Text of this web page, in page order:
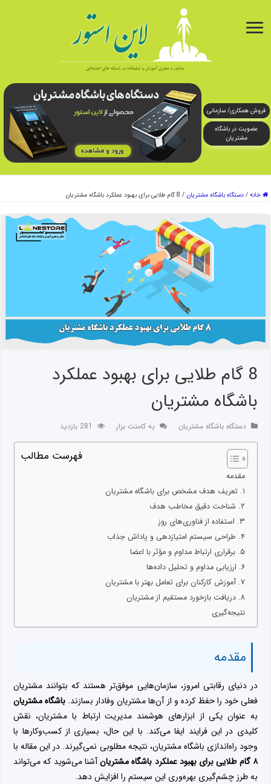
فروش همکاری/ سازمانی
عضویت در باشگاه
مشتریان
خانه / دستگاه باشگاه مشتریان / 8 گام طلایی برای بهبود عملکرد باشگاه مشتریان
8 گام طلایی برای بهبود عملکرد
باشگاه مشتریان
دستگاه باشگاه مشتریان یه کامنت بزار 281 بازدید
فهرست مطالب
مقدمه
۱. تعریف هدف مشخص برای باشگاه مشتریان
۲. شناخت دقیق مخاطب هدف
۳. استفاده از فناوری‌های روز
۴. طراحی سیستم امتیازدهی و پاداش جذاب
۵. برقراری ارتباط مداوم و مؤثر با اعضا
۶. ارزیابی مداوم و تحلیل داده‌ها
۷. آموزش کارکنان برای تعامل بهتر با مشتریان
۸. دریافت بازخورد مستقیم از مشتریان
نتیجه‌گیری
مقدمه
در دنیای رقابتی امروز، سازمان‌هایی موفق‌تر هستند که بتوانند مشتریان
فعلی خود را حفظ کرده و از آن‌ها مشتریان وفادار بسازند. باشگاه مشتریان
به عنوان یکی از ابزارهای هوشمند مدیریت ارتباط با مشتریان، نقش
کلیدی در این فرایند ایفا می‌کند. با این حال، بسیاری از کسب‌وکارها با
وجود راه‌اندازی باشگاه مشتریان، نتیجه مطلوبی نمی‌گیرند. در این مقاله با
۸ گام طلایی برای بهبود عملکرد باشگاه مشتریان
آشنا می‌شوید که می‌تواند
به طرز چشم‌گیری بهره‌وری این سیستم را افزایش دهد.